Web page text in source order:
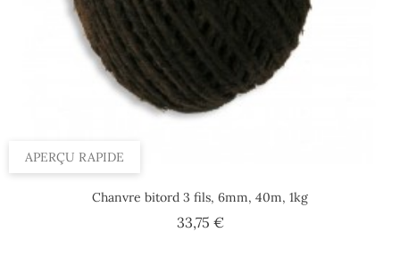
APERÇU RAPIDE
Chanvre bitord 3 fils, 6mm, 40m, 1kg
33,75 €Prix